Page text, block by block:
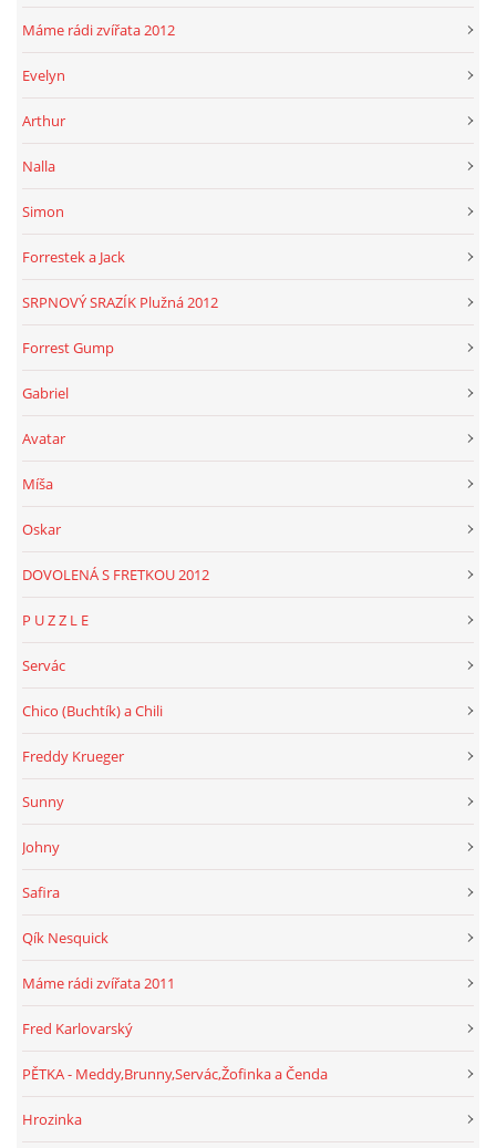
Máme rádi zvířata 2012
Evelyn
Arthur
Nalla
Simon
Forrestek a Jack
SRPNOVÝ SRAZÍK Plužná 2012
Forrest Gump
Gabriel
Avatar
Míša
Oskar
DOVOLENÁ S FRETKOU 2012
P U Z Z L E
Servác
Chico (Buchtík) a Chili
Freddy Krueger
Sunny
Johny
Safira
Qík Nesquick
Máme rádi zvířata 2011
Fred Karlovarský
PĚTKA - Meddy,Brunny,Servác,Žofinka a Čenda
Hrozinka